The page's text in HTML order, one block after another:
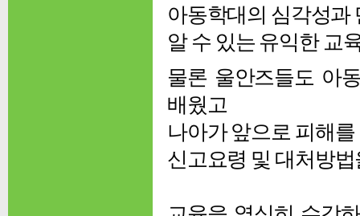
아동학대의 심각성과
알 수 있는 유익한 교
물론 울안즈들도 아
배웠고
나아가 앞으로 피해
신고요령 및 대처방